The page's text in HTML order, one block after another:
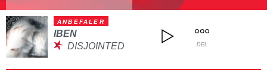
ANBEFALER
IBEN
DISJOINTED
DEL